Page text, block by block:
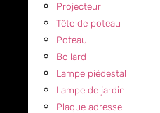
Projecteur
Tête de poteau
Poteau
Bollard
Lampe piédestal
Lampe de jardin
Plaque adresse